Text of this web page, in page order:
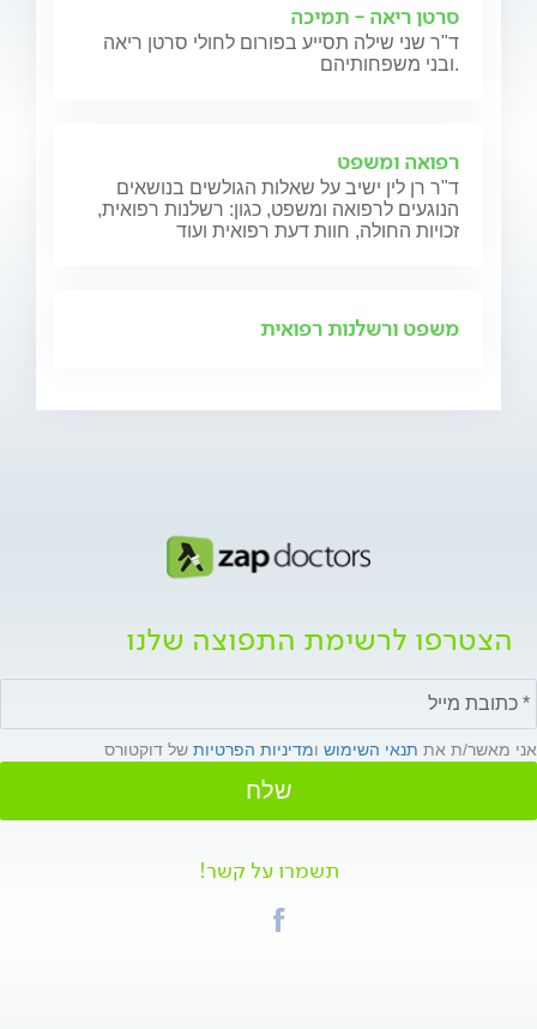
סרטן ריאה - תמיכה
ד"ר שני שילה תסייע בפורום לחולי סרטן ריאה
ובני משפחותיהם.
רפואה ומשפט
ד"ר רן לין ישיב על שאלות הגולשים בנושאים
הנוגעים לרפואה ומשפט, כגון: רשלנות רפואית,
זכויות החולה, חוות דעת רפואית ועוד
משפט ורשלנות רפואית
הצטרפו לרשימת התפוצה שלנו
אני מאשר/ת את תנאי השימוש ומדיניות הפרטיות של דוקטורס
שלח
תשמרו על קשר!